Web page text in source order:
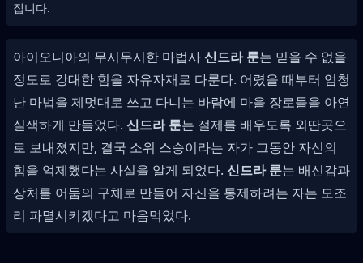
집니다.
아이오니아의 무시무시한 마법사신드라 룬는 믿을 수 없을
정도로 강대한 힘을 자유자재로 다룬다. 어렸을 때부터 엄청
난 마법을 제멋대로 쓰고 다니는 바람에 마을 장로들을 아연
실색하게 만들었다. 신드라 룬는 절제를 배우도록 외딴곳으
로 보내졌지만, 결국 소위 스승이라는 자가 그동안 자신의
힘을 억제했다는 사실을 알게 되었다. 신드라 룬는 배신감과
상처를 어둠의 구체로 만들어 자신을 통제하려는 자는 모조
리 파멸시키겠다고 마음먹었다.